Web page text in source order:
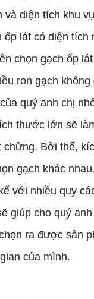
và diện tích khu
ốp lát có diện tích
chọn gạch ốp
ron gạch không
quý anh chị
thước lớn sẽ
chửng. Bởi thế,
gạch khác
với nhiều quy
giúp cho quý
ra được sản
của mình.